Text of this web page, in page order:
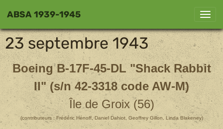
ABSA 1939-1945
23 septembre 1943
Boeing B-17F-45-DL "Shack Rabbit
II" (s/n 42-3318 code AW-M)
Île de Groix (56)
(contributeurs : Frédéric Hénoff, Daniel Dahiot, Geoffrey Gillon, Linda Blakeney)